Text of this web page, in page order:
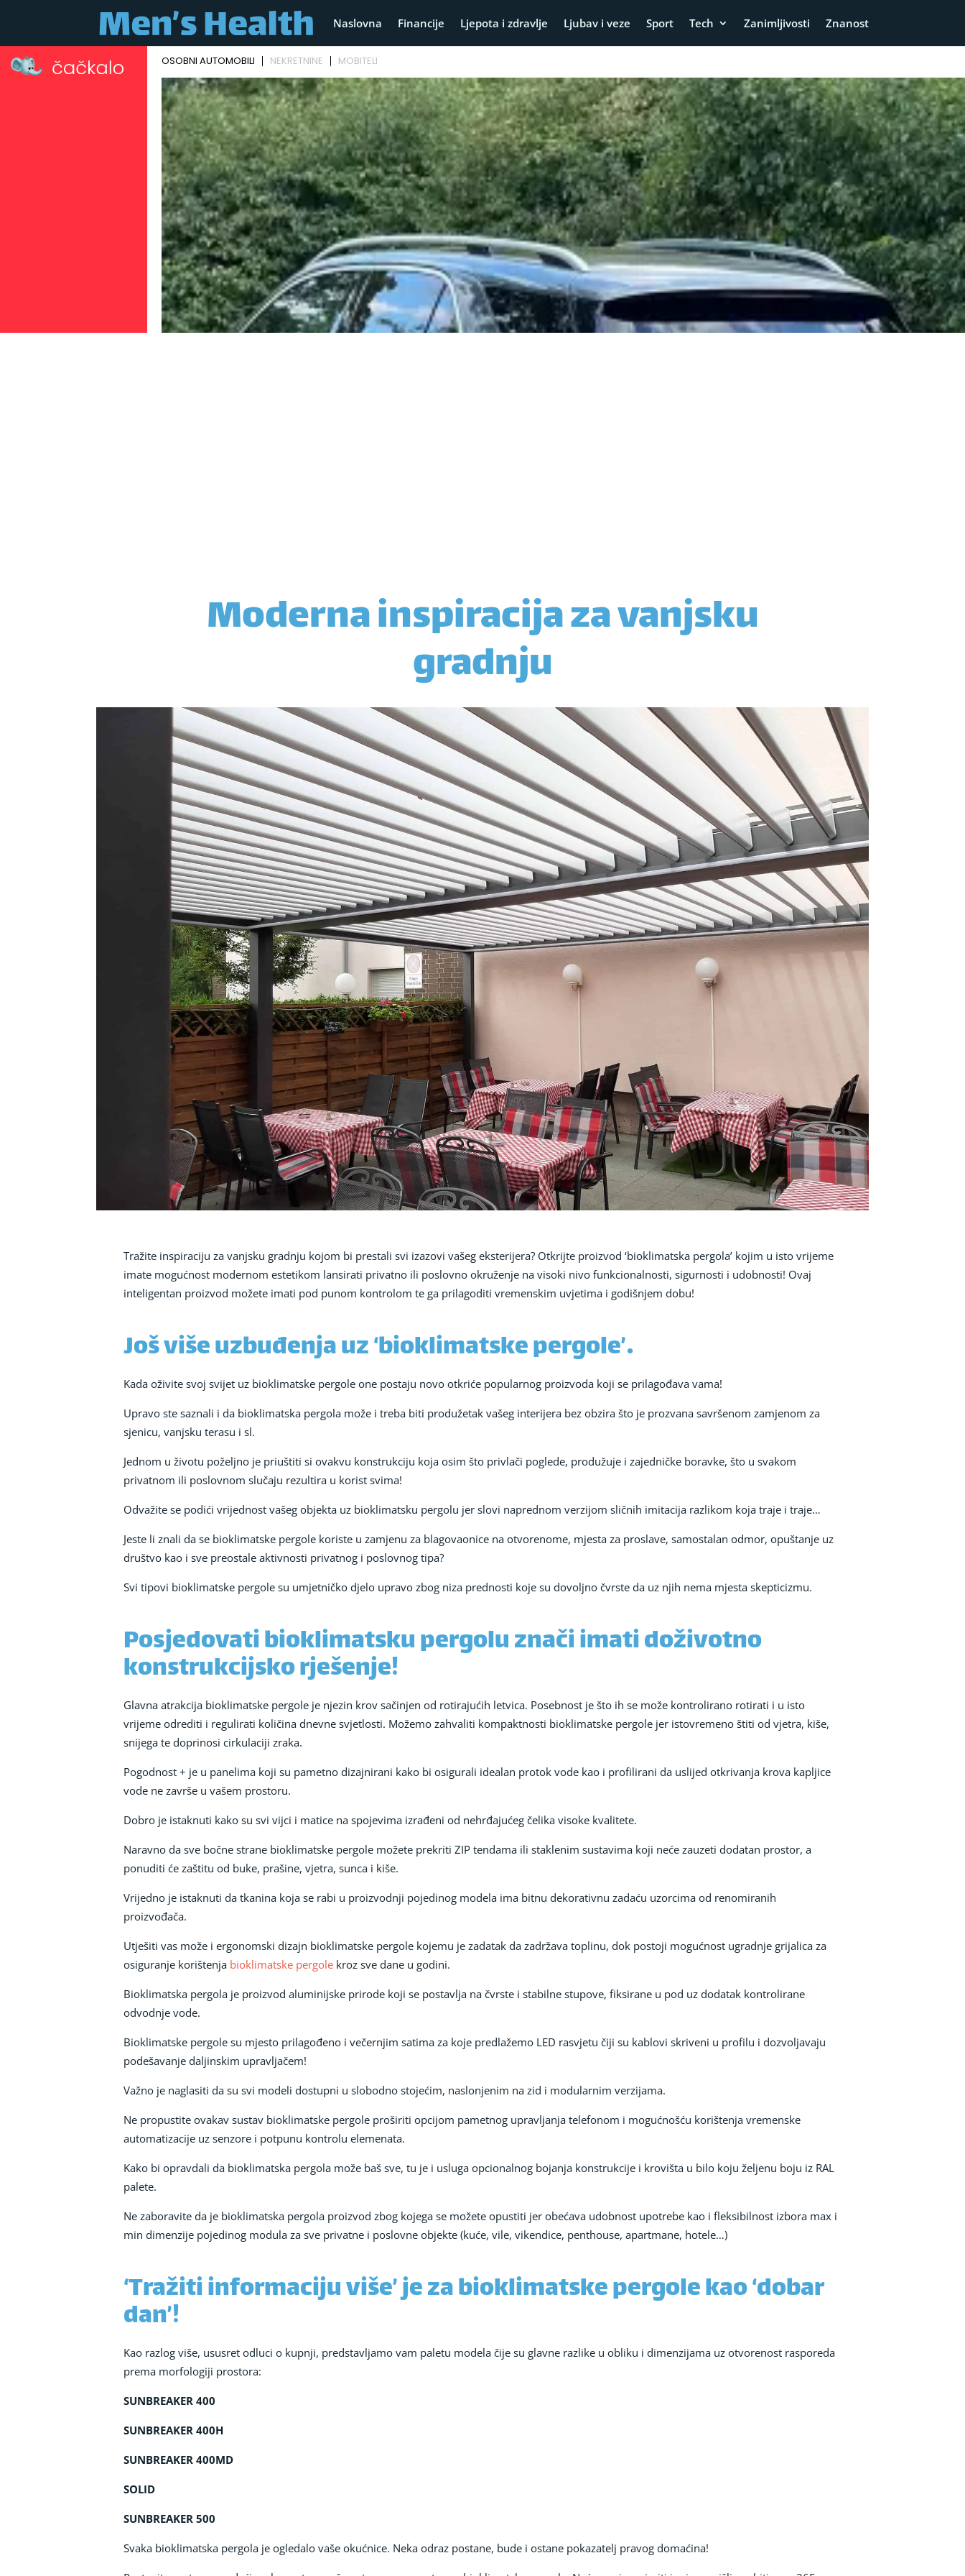
Naslovna Financije Ljepota i zdravlje Ljubav i veze Sport Tech Zanimljivosti Znanost
Moderna inspiracija za vanjsku
gradnju
Tražite inspiraciju za vanjsku gradnju kojom bi prestali svi izazovi vašeg eksterijera? Otkrijte proizvod ‘bioklimatska pergola’ kojim u isto vrijeme
imate mogućnost modernom estetikom lansirati privatno ili poslovno okruženje na visoki nivo funkcionalnosti, sigurnosti i udobnosti! Ovaj
inteligentan proizvod možete imati pod punom kontrolom te ga prilagoditi vremenskim uvjetima i godišnjem dobu!
Još više uzbuđenja uz ‘bioklimatske pergole’…
Kada oživite svoj svijet uz bioklimatske pergole one postaju novo otkriće popularnog proizvoda koji se prilagođava vama!
Upravo ste saznali i da bioklimatska pergola može i treba biti produžetak vašeg interijera bez obzira što je prozvana savršenom zamjenom za
sjenicu, vanjsku terasu i sl.
Jednom u životu poželjno je priuštiti si ovakvu konstrukciju koja osim što privlači poglede, produžuje i zajedničke boravke, što u svakom
privatnom ili poslovnom slučaju rezultira u korist svima!
Odvažite se podići vrijednost vašeg objekta uz bioklimatsku pergolu jer slovi naprednom verzijom sličnih imitacija razlikom koja traje i traje…
Jeste li znali da se bioklimatske pergole koriste u zamjenu za blagovaonice na otvorenome, mjesta za proslave, samostalan odmor, opuštanje uz
društvo kao i sve preostale aktivnosti privatnog i poslovnog tipa?
Svi tipovi bioklimatske pergole su umjetničko djelo upravo zbog niza prednosti koje su dovoljno čvrste da uz njih nema mjesta skepticizmu.
Posjedovati bioklimatsku pergolu znači imati doživotno
konstrukcijsko rješenje!
Glavna atrakcija bioklimatske pergole je njezin krov sačinjen od rotirajućih letvica. Posebnost je što ih se može kontrolirano rotirati i u isto
vrijeme odrediti i regulirati količina dnevne svjetlosti. Možemo zahvaliti kompaktnosti bioklimatske pergole jer istovremeno štiti od vjetra, kiše,
snijega te doprinosi cirkulaciji zraka.
Pogodnost + je u panelima koji su pametno dizajnirani kako bi osigurali idealan protok vode kao i profilirani da uslijed otkrivanja krova kapljice
vode ne završe u vašem prostoru.
Dobro je istaknuti kako su svi vijci i matice na spojevima izrađeni od nehrđajućeg čelika visoke kvalitete.
Naravno da sve bočne strane bioklimatske pergole možete prekriti ZIP tendama ili staklenim sustavima koji neće zauzeti dodatan prostor, a
ponuditi će zaštitu od buke, prašine, vjetra, sunca i kiše.
Vrijedno je istaknuti da tkanina koja se rabi u proizvodnji pojedinog modela ima bitnu dekorativnu zadaću uzorcima od renomiranih
proizvođača.
Utješiti vas može i ergonomski dizajn bioklimatske pergole kojemu je zadatak da zadržava toplinu, dok postoji mogućnost ugradnje grijalica za
osiguranje korištenja bioklimatske pergole kroz sve dane u godini.
Bioklimatska pergola je proizvod aluminijske prirode koji se postavlja na čvrste i stabilne stupove, fiksirane u pod uz dodatak kontrolirane
odvodnje vode.
Bioklimatske pergole su mjesto prilagođeno i večernjim satima za koje predlažemo LED rasvjetu čiji su kablovi skriveni u profilu i dozvoljavaju
podešavanje daljinskim upravljačem!
Važno je naglasiti da su svi modeli dostupni u slobodno stojećim, naslonjenim na zid i modularnim verzijama.
Ne propustite ovakav sustav bioklimatske pergole proširiti opcijom pametnog upravljanja telefonom i mogućnošću korištenja vremenske
automatizacije uz senzore i potpunu kontrolu elemenata.
Kako bi opravdali da bioklimatska pergola može baš sve, tu je i usluga opcionalnog bojanja konstrukcije i krovišta u bilo koju željenu boju iz RAL
palete.
Ne zaboravite da je bioklimatska pergola proizvod zbog kojega se možete opustiti jer obećava udobnost upotrebe kao i fleksibilnost izbora max i
min dimenzije pojedinog modula za sve privatne i poslovne objekte (kuće, vile, vikendice, penthouse, apartmane, hotele…)
‘Tražiti informaciju više’ je za bioklimatske pergole kao ‘dobar
dan’!
Kao razlog više, ususret odluci o kupnji, predstavljamo vam paletu modela čije su glavne razlike u obliku i dimenzijama uz otvorenost rasporeda
prema morfologiji prostora:
SUNBREAKER 400
SUNBREAKER 400H
SUNBREAKER 400MD
SOLID
SUNBREAKER 500
Svaka bioklimatska pergola je ogledalo vaše okućnice. Neka odraz postane, bude i ostane pokazatelj pravog domaćina!